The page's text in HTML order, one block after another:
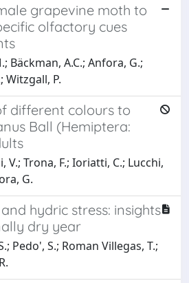
grapevine moth to
olfactory cues
Bäckman, A.C.; Anfora, G.;
Witzgall, P.
different colours to
Ball (Hemiptera:
V.; Trona, F.; Ioriatti, C.; Lucchi,
G.
hydric stress: insights
dry year
Pedo', S.; Roman Villegas, T.;